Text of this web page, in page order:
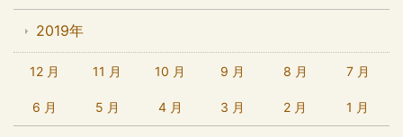
2019年
12 月 11 月 10 月 9 月 8 月 7 月
6 月 5 月 4 月 3 月 2 月 1 月